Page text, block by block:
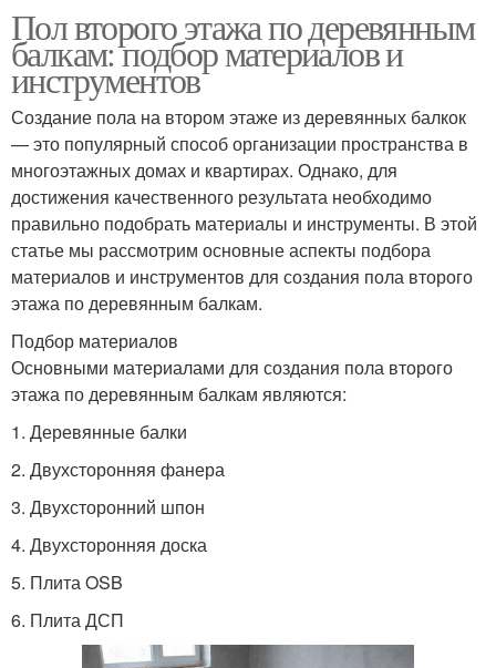
Пол второго этажа по деревянным
балкам: подбор материалов и
инструментов
Создание пола на втором этаже из деревянных балкок
— это популярный способ организации пространства в
многоэтажных домах и квартирах. Однако, для
достижения качественного результата необходимо
правильно подобрать материалы и инструменты. В этой
статье мы рассмотрим основные аспекты подбора
материалов и инструментов для создания пола второго
этажа по деревянным балкам.
Подбор материалов
Основными материалами для создания пола второго
этажа по деревянным балкам являются:
1. Деревянные балки
2. Двухсторонняя фанера
3. Двухсторонний шпон
4. Двухсторонняя доска
5. Плита OSB
6. Плита ДСП